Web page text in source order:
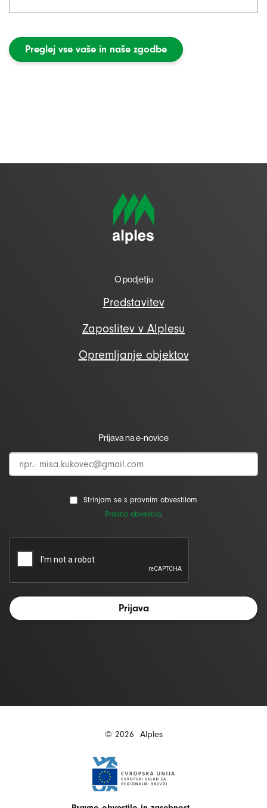
Preglej vse vaše in naše zgodbe
O podjetju
Predstavitev
Zaposlitev v Alplesu
Opremljanje objektov
Prijava na e-novice
Strinjam se s pravnim obvestilom
Pravno obvestilo.
© 2026 Alples